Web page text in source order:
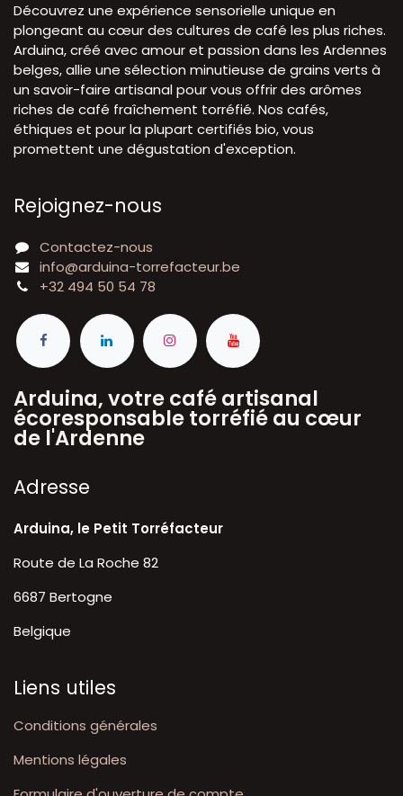
Découvrez une expérience sensorielle unique en
plongeant au cœur des cultures de café les plus riches.
Arduina, créé avec amour et passion dans les Ardennes
belges, allie une sélection minutieuse de grains verts à
un savoir-faire artisanal pour vous offrir des arômes
riches de café fraîchement torréfié. Nos cafés,
éthiques et pour la plupart certifiés bio, vous
promettent une dégustation d'exception.
Rejoignez-nous
Contactez-nous
info@arduina-torrefacteur.be
+32 494 50 54 78
Arduina, votre café artisanal
écoresponsable torréfié au cœur
de l'Ardenne
A​dresse
Arduina, le Petit Torréfacteur
Route de La Roche 82
6687 Bertogne
Belgique
Liens utiles
Conditions générales
Mentions légales